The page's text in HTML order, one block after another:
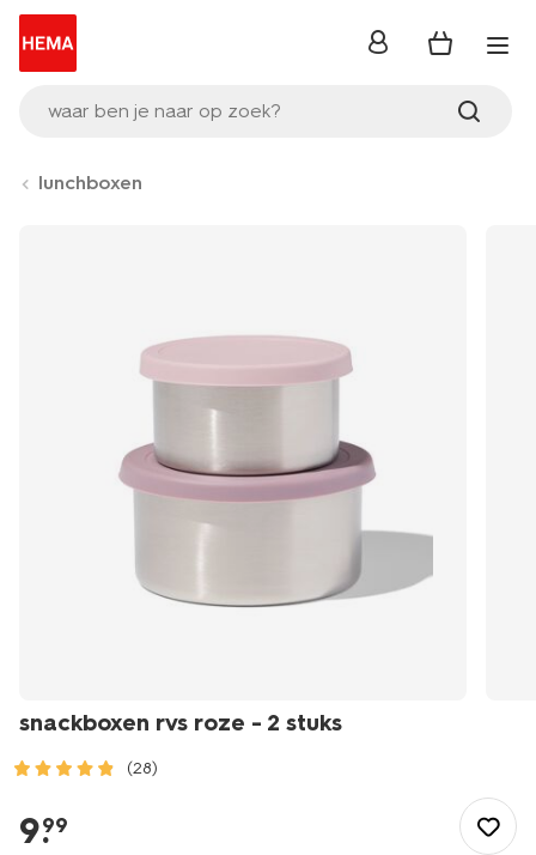
waar ben je naar op zoek?
inloggen
lunchboxen
snackboxen rvs roze - 2 stuks
(28)
tafelen/meenemen-
bewaren/broodtrommels-
9.
99